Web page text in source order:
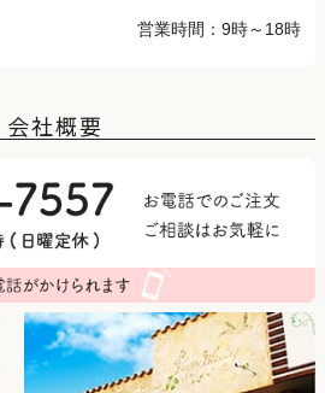
営業時間：9時～18時
会社概要